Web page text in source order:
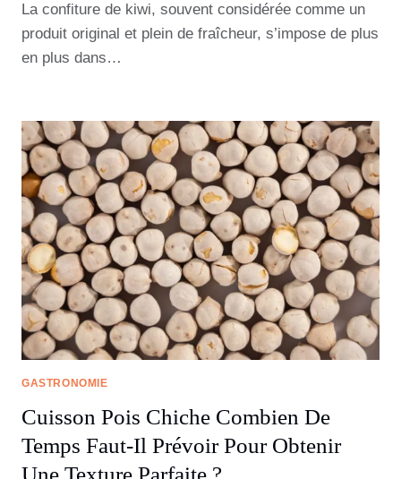
La confiture de kiwi, souvent considérée comme un
produit original et plein de fraîcheur, s’impose de plus
en plus dans…
GASTRONOMIE
Cuisson Pois Chiche Combien De
Temps Faut-Il Prévoir Pour Obtenir
Une Texture Parfaite ?